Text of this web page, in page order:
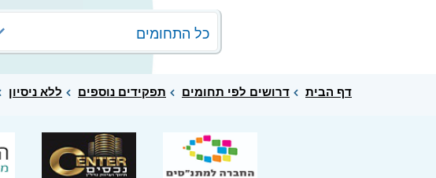
כל התחומים
דף הבית דרושים לפי תחומים תפקידים נוספים ללא ניסיון